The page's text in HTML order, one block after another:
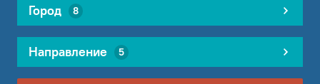
Город 8
Направление 5